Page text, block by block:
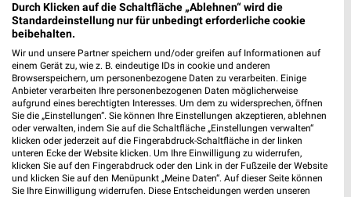
Heute geschlossen
Denns BioMarkt Berlin
Schnellerstr. 21
12439 Berlin
Heute geschlossen
9,85 km • Angebote: 1 Prospekt
Durch Klicken auf die Schaltfläche „Ablehnen“ wird die
Standardeinstellung nur für unbedingt erforderliche cookie
beibehalten.
Wir und unsere Partner speichern und/oder greifen auf Informationen auf
einem Gerät zu, wie z. B. eindeutige IDs in cookie und anderen
Browserspeichern, um personenbezogene Daten zu verarbeiten. Einige
Anbieter verarbeiten Ihre personenbezogenen Daten möglicherweise
aufgrund eines berechtigten Interesses. Um dem zu widersprechen, öffnen
Sie die „Einstellungen“. Sie können Ihre Einstellungen akzeptieren, ablehnen
oder verwalten, indem Sie auf die Schaltfläche „Einstellungen verwalten“
klicken oder jederzeit auf die Fingerabdruck-Schaltfläche in der linken
unteren Ecke der Website klicken. Um Ihre Einwilligung zu widerrufen,
klicken Sie auf den Fingerabdruck oder den Link in der Fußzeile der Website
und klicken Sie auf den Menüpunkt „Meine Daten“. Auf dieser Seite können
Sie Ihre Einwilligung widerrufen. Diese Entscheidungen werden unseren